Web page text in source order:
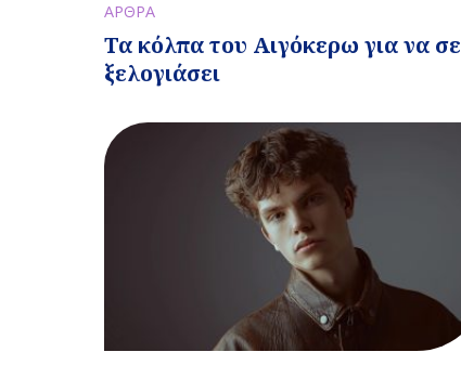
ΑΡΘΡΑ
Τα κόλπα του Αιγόκερω για να σε
ξελογιάσει